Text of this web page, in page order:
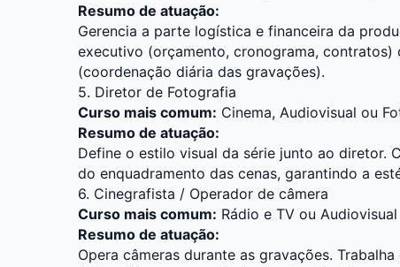
Resumo de atuação:
Gerencia a parte logística e financeira da
executivo (orçamento, cronograma,
(coordenação diária das gravações).
5. Diretor de Fotografia
Curso mais comum: Cinema, Audiovisual ou
Resumo de atuação:
Define o estilo visual da série junto ao diretor.
do enquadramento das cenas, garantindo a
6. Cinegrafista / Operador de câmera
Curso mais comum: Rádio e TV ou Audiovisual
Resumo de atuação:
Opera câmeras durante as gravações.